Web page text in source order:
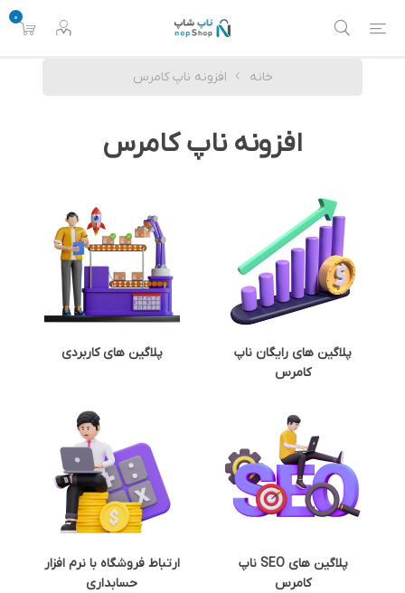
0
خانه افزونه ناپ کامرس
افزونه ناپ کامرس
پلاگین های رایگان ناپ
کامرس
پلاگین های کاربردی
پلاگین های SEO ناپ
کامرس
ارتباط فروشگاه با نرم افزار
حسابداری